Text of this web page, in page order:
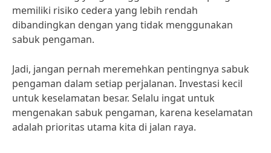
memiliki risiko cedera yang lebih rendah
dibandingkan dengan yang tidak menggunakan
sabuk pengaman.
Jadi, jangan pernah meremehkan pentingnya sabuk
pengaman dalam setiap perjalanan. Investasi kecil
untuk keselamatan besar. Selalu ingat untuk
mengenakan sabuk pengaman, karena keselamatan
adalah prioritas utama kita di jalan raya.